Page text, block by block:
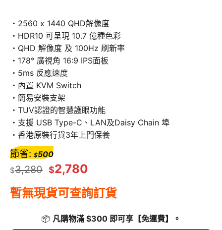
・2560 x 1440 QHD解像度
・HDR10 可呈現 10.7 億種色彩
・QHD 解像度 及 100Hz 刷新率
・178° 廣視角 16:9 IPS面板
・5ms 反應速度
・內置 KVM Switch
・簡易安裝支架
・TUV認證的智慧護眼功能
・支援 USB Type-C、LAN及Daisy Chain 埠
・香港原裝行貨3年上門保養
$3,280 $2,780
節省: $500
暫無現貨可查詢訂貨
📦 凡購物滿 $300 即可享 【免運費】 。